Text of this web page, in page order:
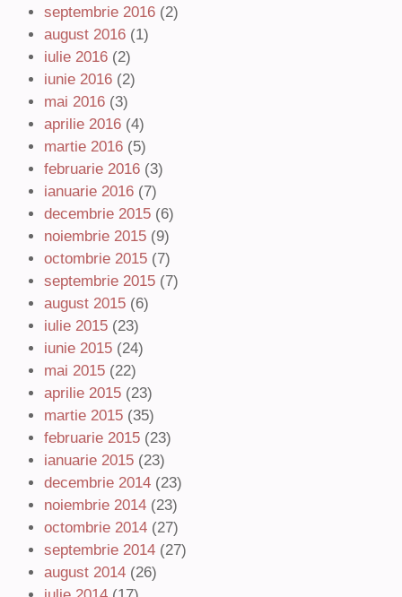
septembrie 2016 (2)
august 2016 (1)
iulie 2016 (2)
iunie 2016 (2)
mai 2016 (3)
aprilie 2016 (4)
martie 2016 (5)
februarie 2016 (3)
ianuarie 2016 (7)
decembrie 2015 (6)
noiembrie 2015 (9)
octombrie 2015 (7)
septembrie 2015 (7)
august 2015 (6)
iulie 2015 (23)
iunie 2015 (24)
mai 2015 (22)
aprilie 2015 (23)
martie 2015 (35)
februarie 2015 (23)
ianuarie 2015 (23)
decembrie 2014 (23)
noiembrie 2014 (23)
octombrie 2014 (27)
septembrie 2014 (27)
august 2014 (26)